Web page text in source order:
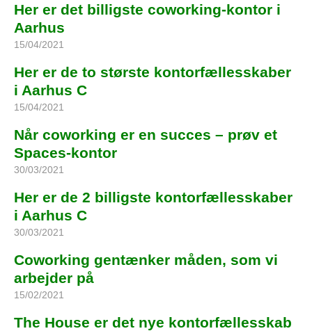
Her er det billigste coworking-kontor i
Aarhus
15/04/2021
Her er de to største kontorfællesskaber
i Aarhus C
15/04/2021
Når coworking er en succes – prøv et
Spaces-kontor
30/03/2021
Her er de 2 billigste kontorfællesskaber
i Aarhus C
30/03/2021
Coworking gentænker måden, som vi
arbejder på
15/02/2021
The House er det nye kontorfællesskab